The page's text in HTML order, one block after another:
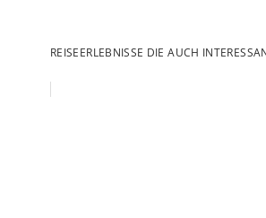
REISEERLEBNISSE DIE AUCH